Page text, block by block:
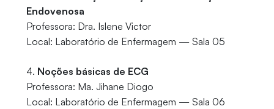
Endovenosa
Professora: Dra. Islene Victor
Local: Laboratório de Enfermagem — Sala 05
4. Noções básicas de ECG
Professora: Ma. Jihane Diogo
Local: Laboratório de Enfermagem — Sala 06